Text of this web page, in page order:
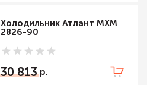
Холодильник Атлант МХМ
2826-90
30 813